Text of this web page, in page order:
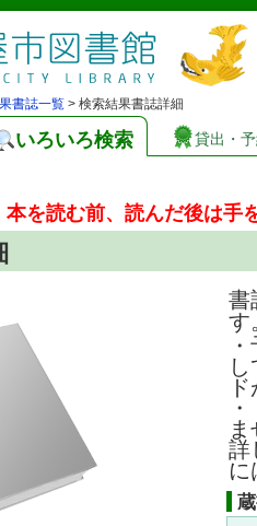
書誌一覧 > 検索結果書誌詳細
いろいろ検索 貸出・
本を読む前、読んだ後は手
書
す
詳
に